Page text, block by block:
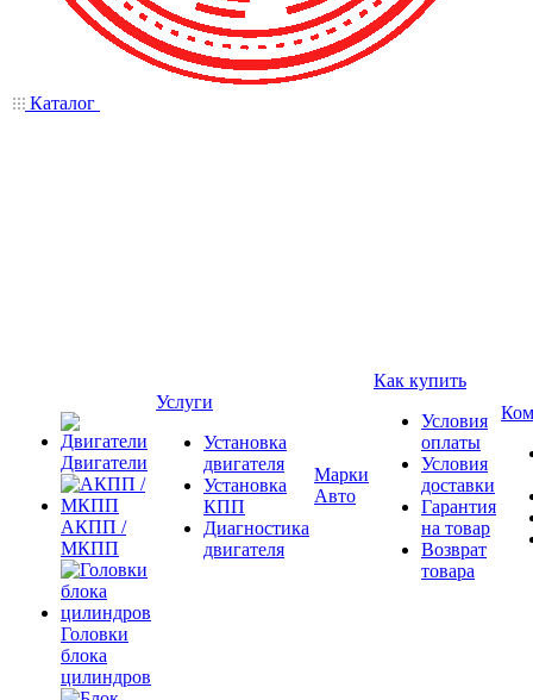
Каталог
Двигатели
АКПП /
МКПП
Головки
блока
цилиндров
Услуги
Установка
двигателя
Установка
КПП
Диагностика
двигателя
Марки
Авто
Как купить
Условия
оплаты
Условия
доставки
Гарантия
на товар
Возврат
товара